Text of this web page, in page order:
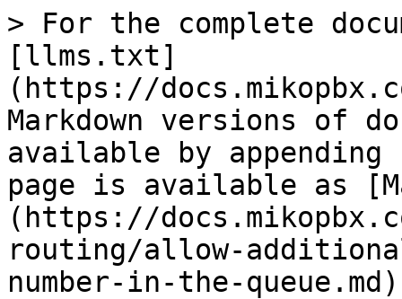
> For the complete
[llms.txt]
(https://
Markdown versions of
available by
page is available as
(https://
routing/allow-
number-in-the-